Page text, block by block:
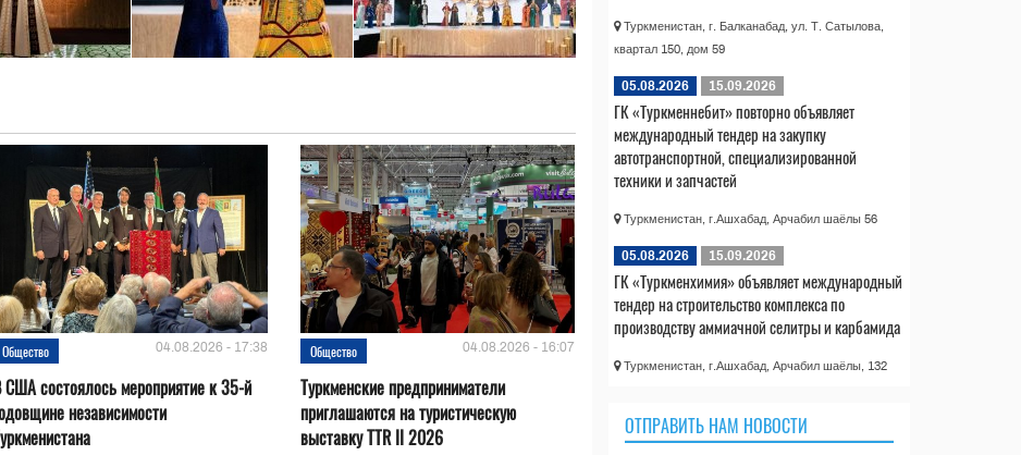
Общество 04.08.2026 - 17:38
США состоялось мероприятие к 35-й
независимости
Общество 04.08.2026 - 16:07
Туркменские предприниматели
приглашаются на туристическую
выставку TTR II 2026
Туркменистан, г. Балканабад, ул. Т. Сатылова,
квартал 150, дом 59
05.08.2026 15.09.2026
ГК «Туркменнебит» повторно объявляет
международный тендер на закупку
автотранспортной, специализированной
техники и запчастей
Туркменистан, г.Ашхабад, Арчабил шаёлы 56
05.08.2026 15.09.2026
ГК «Туркменхимия» объявляет международный
тендер на строительство комплекса по
производству аммиачной селитры и карбамида
Туркменистан, г.Ашхабад, Арчабил шаёлы, 132
ОТПРАВИТЬ НАМ НОВОСТИ